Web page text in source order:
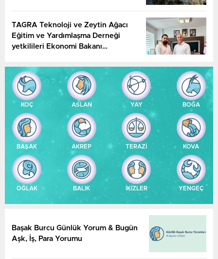
TAGRA Teknoloji ve Zeytin Ağacı
Eğitim ve Yardımlaşma Derneği
yetkilileri Ekonomi Bakanı
KOÇ ASLAN YAY BOĞA
BAŞAK AKREP TERAZİ KOVA
OĞLAK BALIK İKİZLER YENGEÇ
Başak Burcu Günlük Yorum & Bugün
Aşk, İş, Para Yorumu